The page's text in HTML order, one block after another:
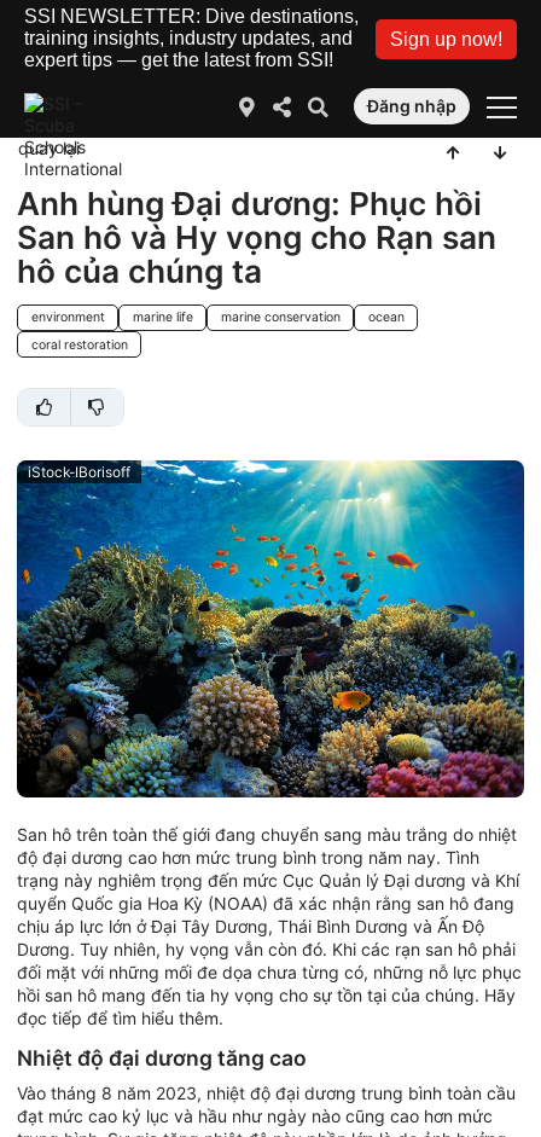
SSI NEWSLETTER: Dive destinations,
training insights, industry updates, and
expert tips — get the latest from SSI!
Sign up now!
Đăng nhập
quay lại
Anh hùng Đại dương: Phục hồi
San hô và Hy vọng cho Rạn san
hô của chúng ta
environment marine life marine conservation
ocean
coral restoration
iStock-IBorisoff
San hô trên toàn thế giới đang chuyển sang màu trắng do nhiệt
độ đại dương cao hơn mức trung bình trong năm nay. Tình
trạng này nghiêm trọng đến mức Cục Quản lý Đại dương và Khí
quyển Quốc gia Hoa Kỳ (NOAA) đã xác nhận rằng san hô đang
chịu áp lực lớn ở Đại Tây Dương, Thái Bình Dương và Ấn Độ
Dương. Tuy nhiên, hy vọng vẫn còn đó. Khi các rạn san hô phải
đối mặt với những mối đe dọa chưa từng có, những nỗ lực phục
hồi san hô mang đến tia hy vọng cho sự tồn tại của chúng. Hãy
đọc tiếp để tìm hiểu thêm.
Nhiệt độ đại dương tăng cao
Vào tháng 8 năm 2023, nhiệt độ đại dương trung bình toàn cầu
đạt mức cao kỷ lục và hầu như ngày nào cũng cao hơn mức